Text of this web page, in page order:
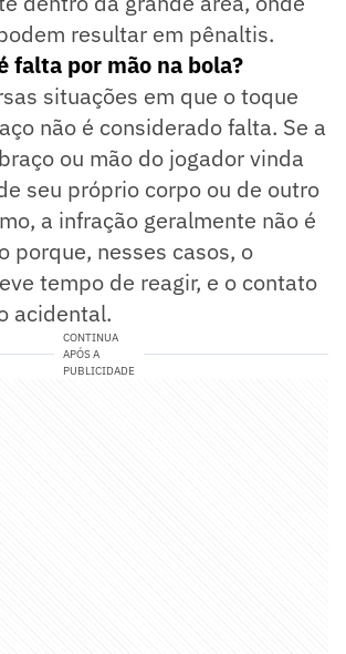
resultar em pênaltis.
falta por mão na bola?
situações em que o toque
não é considerado falta. Se a
ou mão do jogador vinda
seu próprio corpo ou de outro
a infração geralmente não é
porque, nesses casos, o
tempo de reagir, e o contato
acidental.
CONTINUA
APÓS A
PUBLICIDADE